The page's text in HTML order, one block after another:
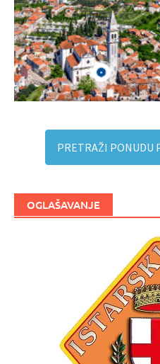
PRETRAŽI PONUDU
OGLAŠAVANJE